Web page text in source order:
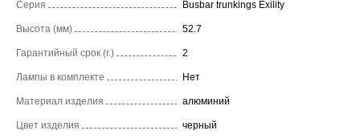
Серия Busbar trunkings Exility
Высота (мм) 52.7
Гарантийный срок (г.) 2
Лампы в комплекте Нет
Материал изделия алюминий
Цвет изделия черный